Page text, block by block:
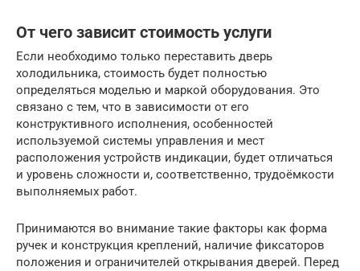
От чего зависит стоимость услуги
Если необходимо только переставить дверь
холодильника, стоимость будет полностью
определяться моделью и маркой оборудования. Это
связано с тем, что в зависимости от его
конструктивного исполнения, особенностей
используемой системы управления и мест
расположения устройств индикации, будет отличаться
и уровень сложности и, соответственно, трудоёмкости
выполняемых работ.
Принимаются во внимание такие факторы как форма
ручек и конструкция креплений, наличие фиксаторов
положения и ограничителей открывания дверей. Перед